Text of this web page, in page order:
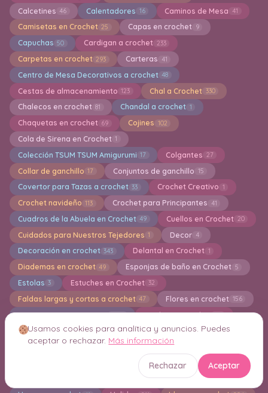
Calcetines 46 Calentadores 16 Caminos de Mesa 41
Camisetas en Crochet 25 Capas en crochet 9
Capuchas 50 Cardigan a crochet 233
Carpetas en crochet 293 Carteras 41
Centro de Mesa Decorativos a crochet 48
Cestas de almacenamiento 123 Chal a Crochet 330
Chalecos en crochet 81 Chandal a crochet 1
Chaquetas en crochet 69 Cojines 102
Cola de Sirena en Crochet 1
Colección TSUM TSUM Amigurumi 17 Colgantes 27
Collar de ganchillo 17 Conjuntos de ganchillo 15
Covertor para Tazas a crochet 33 Crochet Creativo 1
Crochet navideño 113 Crochet para Principantes 41
Cuadros de la Abuela en Crochet 49 Cuellos en Crochet 20
Cuidados para Nuestros Tejedores 1 Decor 4
Decoración en crochet 343 Delantal en Crochet 1
Diademas en crochet 49 Esponjas de baño en Crochet 5
Estolas 3 Estuches en Crochet 32
Faldas largas y cortas a crochet 47 Flores en crochet 156
Free patterns amigurumi 2194 Fundas en Crochet 64
Fundas para Libros en Crochet 3
Fundas para Macetas en Crochet 25
Grannys square 222
Guirnaldas 12
Usamos cookies para analítica y anuncios. Puedes
aceptar o rechazar. Más información
Rechazar Aceptar